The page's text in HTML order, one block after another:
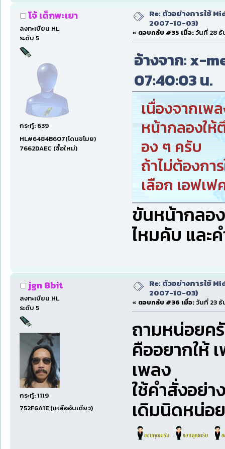
โจ้ เด็กพะเยา
ลงทะเบียน HL
ระดับ 5
กระทู้: 639
HL#6484B607(โดนขโมย)
7662DAEC (ซื้อใหม่)
Re: ตัวอย่างการใช้
2007-10-03)
« ตอบกลับ #35 เมื่อ: วันที่ 28 ธั
อ้างจาก: x-
07:40:03 น.
เนื่องจากเพ
หน้ากลองให้
อง ๆ ครับ
ถ้าไม่ต้องกา
เลือก เอฟเ
ขันหน้ากลอ
ไหมคับ และ
jgn 8bit
ลงทะเบียน HL
ระดับ 5
กระทู้: 1119
752F6A1E (เหลืออันเดียว)
Re: ตัวอย่างการใช้
2007-10-03)
« ตอบกลับ #36 เมื่อ: วันที่ 23 ธั
ถามหน่อยค
คืออยากให้
เพลง
ใช้คำสั่งอย่า
เดิมนิดหน่อ